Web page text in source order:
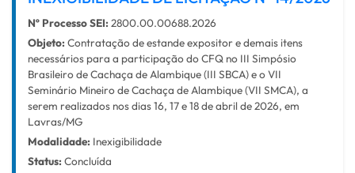
Nº Processo SEI: 2800.00.00688.2026
Objeto: Contratação de estande expositor e demais itens
necessários para a participação do CFQ no III Simpósio
Brasileiro de Cachaça de Alambique (III SBCA) e o VII
Seminário Mineiro de Cachaça de Alambique (VII SMCA), a
serem realizados nos dias 16, 17 e 18 de abril de 2026, em
Lavras/MG
Modalidade: Inexigibilidade
Status: Concluída